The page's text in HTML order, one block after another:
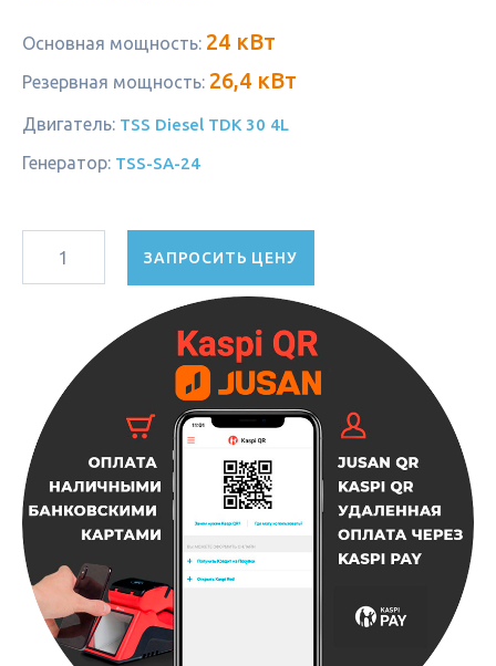
Основная мощность: 24 кВт
Резервная мощность: 26,4 кВт
Двигатель: TSS Diesel TDК 30 4L
Генератор: TSS-SA-24
ЗАПРОСИТЬ ЦЕНУ